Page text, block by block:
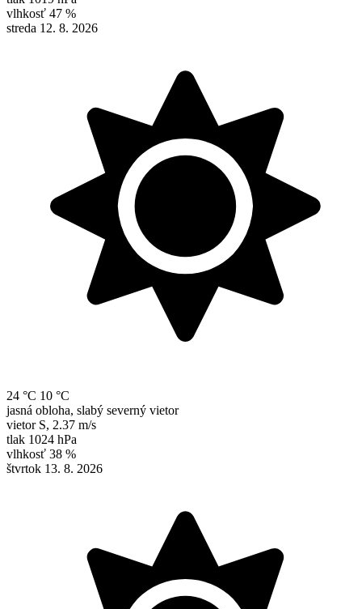
vlhkosť 47 %
streda 12. 8. 2026
24 °C 10 °C
jasná obloha, slabý severný vietor
vietor S, 2.37 m/s
tlak 1024 hPa
vlhkosť 38 %
štvrtok 13. 8. 2026